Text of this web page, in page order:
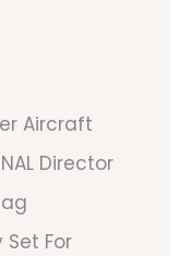
Aircraft
Director
For